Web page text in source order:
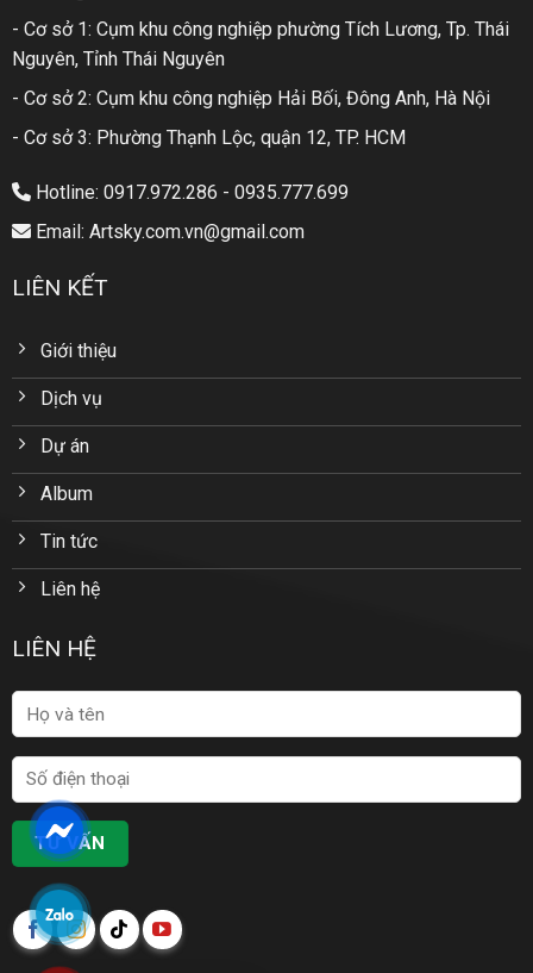
- Cơ sở 1: Cụm khu công nghiệp phường Tích Lương, Tp. Thái
Nguyên, Tỉnh Thái Nguyên
- Cơ sở 2: Cụm khu công nghiệp Hải Bối, Đông Anh, Hà Nội
- Cơ sở 3: Phường Thạnh Lộc, quận 12, TP. HCM
Hotline: 0917.972.286 - 0935.777.699
Email: Artsky.com.vn@gmail.com
LIÊN KẾT
Giới thiệu
Dịch vụ
Dự án
Album
Tin tức
Liên hệ
LIÊN HỆ